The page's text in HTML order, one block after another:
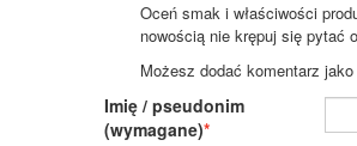
Oceń smak i właściwości
nowością nie krępuj się pytać
Możesz dodać komentarz
Imię / pseudonim
(wymagane)